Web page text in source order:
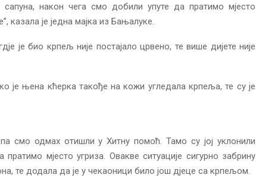
након чега смо добили упуте да пратимо мјесто
казала је једна мајка из Бањалуке.
је био крпељ није постајало црвено, те више дијете није
је њена кћерка такође на кожи угледала крпеља, те су је
смо одмах отишли у Хитну помоћ. Тамо су јој уклонили
мјесто угриза. Овакве ситуације сигурно забрину
те додала да је у чекаоници било још дјеце са крпељом.